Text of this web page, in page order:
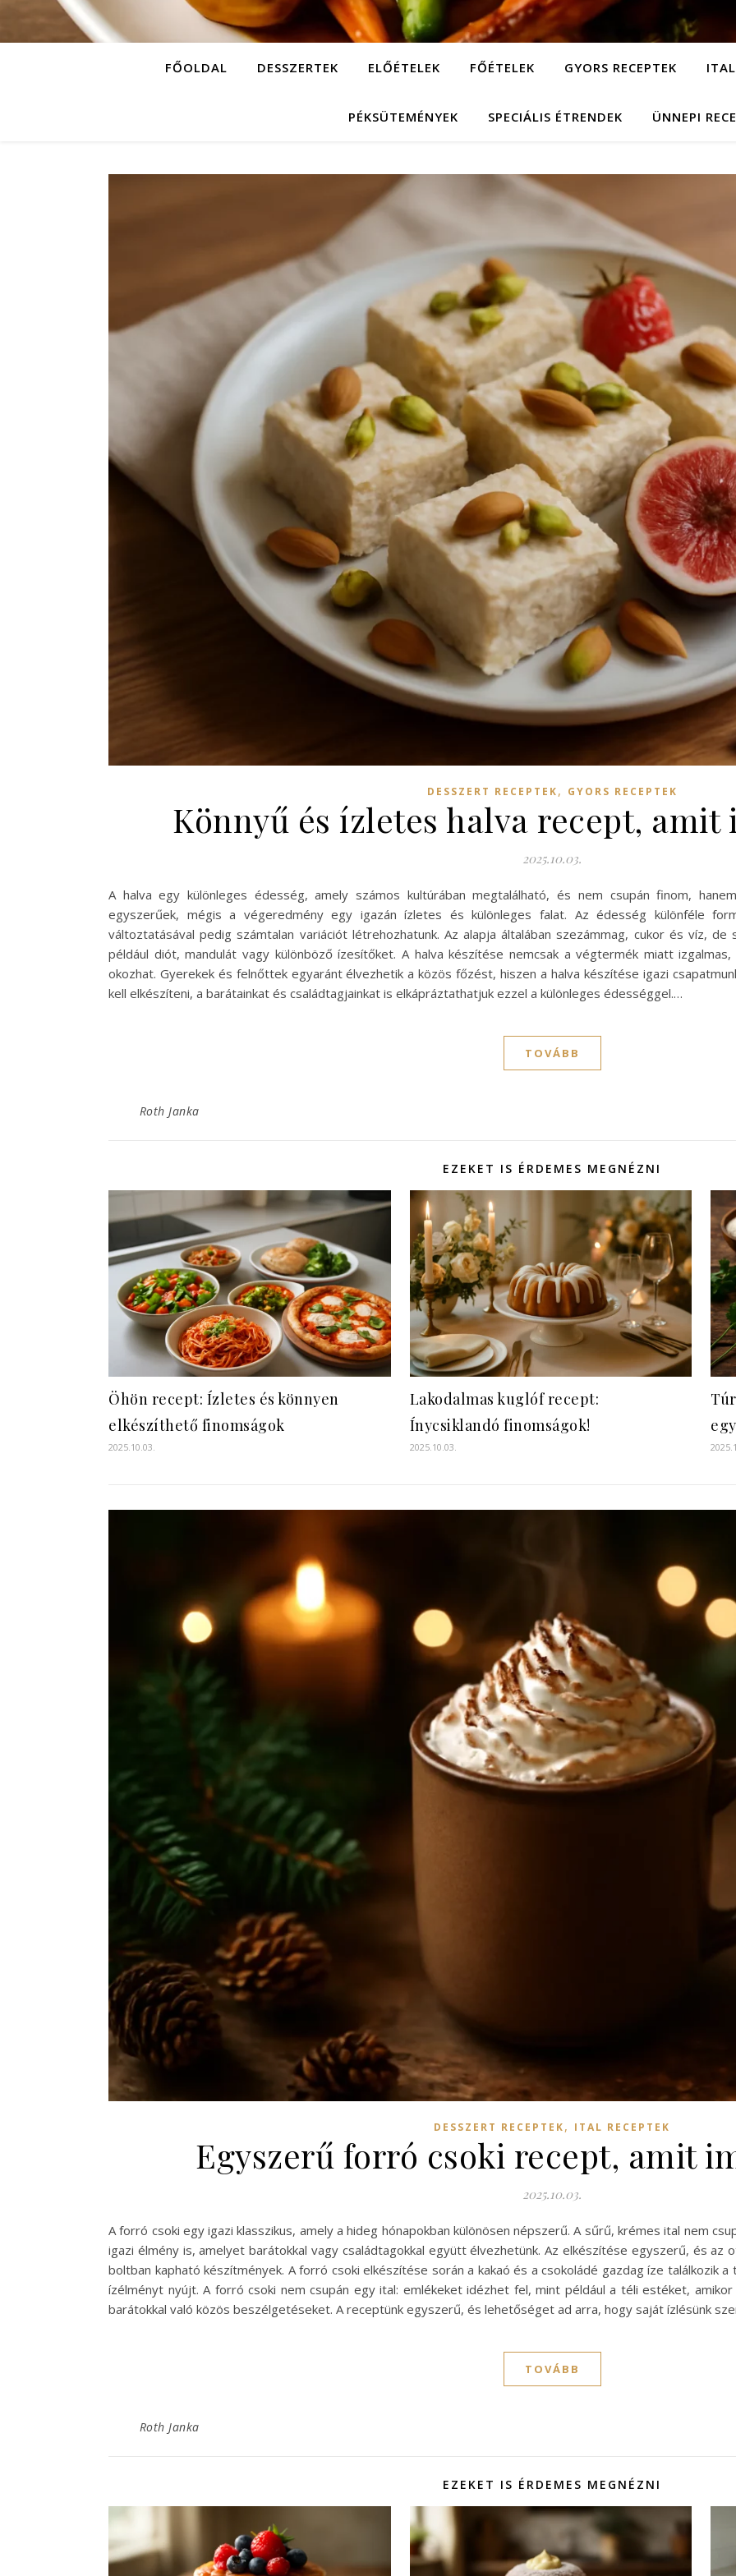
FŐOLDAL DESSZERTEK ELŐÉTELEK FŐÉTELEK GYORS RECEPTEK
PÉKSÜTEMÉNYEK SPECIÁLIS ÉTRENDEK ÜNNEPI
DESSZERT RECEPTEK, GYORS RECEPTEK
Könnyű és ízletes halva recept, amit
2025.10.03.
A halva egy különleges édesség, amely számos kultúrában megtalálható, és nem csupán finom,
egyszerűek, mégis a végeredmény egy igazán ízletes és különleges falat. Az édesség különféle
változtatásával pedig számtalan variációt létrehozhatunk. Az alapja általában szezámmag, cukor és víz,
például diót, mandulát vagy különböző ízesítőket. A halva készítése nemcsak a végtermék miatt
okozhat. Gyerekek és felnőttek egyaránt élvezhetik a közös főzést, hiszen a halva készítése igazi
kell elkészíteni, a barátainkat és családtagjainkat is elkápráztathatjuk ezzel a különleges édességgel.…
TOVÁBB
Roth Janka
EZEKET IS ÉRDEMES MEGNÉZNI
Öhön recept: Ízletes és könnyen
elkészíthető finomságok
2025.10.03.
Lakodalmas kuglóf recept:
Ínycsiklandó finomságok!
2025.10.03.
DESSZERT RECEPTEK, ITAL RECEPTEK
Egyszerű forró csoki recept, amit
2025.10.03.
A forró csoki egy igazi klasszikus, amely a hideg hónapokban különösen népszerű. A sűrű, krémes ital nem
igazi élmény is, amelyet barátokkal vagy családtagokkal együtt élvezhetünk. Az elkészítése egyszerű, és
boltban kapható készítmények. A forró csoki elkészítése során a kakaó és a csokoládé gazdag íze találkozik
ízélményt nyújt. A forró csoki nem csupán egy ital: emlékeket idézhet fel, mint például a téli estéket,
barátokkal való közös beszélgetéseket. A receptünk egyszerű, és lehetőséget ad arra, hogy saját ízlésünk
TOVÁBB
Roth Janka
EZEKET IS ÉRDEMES MEGNÉZNI